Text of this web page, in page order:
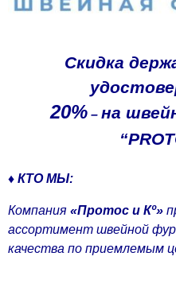
Скидка
20%– на
♦ КТО МЫ:
Компания «Протос и Кº»
ассортимент швейной
качества по приемлемым